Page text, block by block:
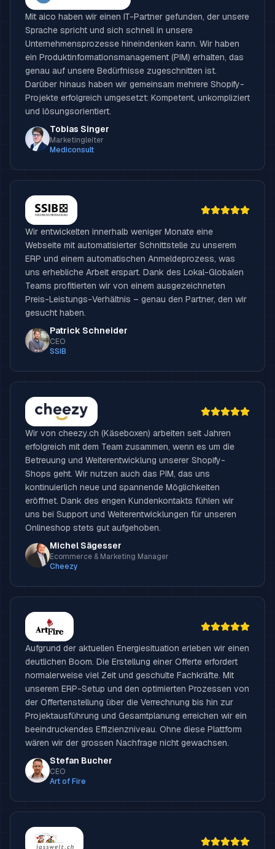
Mit aico haben wir einen IT-Partner gefunden, der unsere
Sprache spricht und sich schnell in unsere
Unternehmensprozesse hineindenken kann. Wir haben
ein Produktinformationsmanagement (PIM) erhalten, das
genau auf unsere Bedürfnisse zugeschnitten ist.
Darüber hinaus haben wir gemeinsam mehrere Shopify-
Projekte erfolgreich umgesetzt: Kompetent, unkompliziert
und lösungsorientiert.
Tobias Singer
Marketingleiter
Mediconsult
Wir entwickelten innerhalb weniger Monate eine
Webseite mit automatisierter Schnittstelle zu unserem
ERP und einem automatischen Anmeldeprozess, was
uns erhebliche Arbeit erspart. Dank des Lokal-Globalen
Teams profitierten wir von einem ausgezeichneten
Preis-Leistungs-Verhältnis – genau den Partner, den wir
gesucht haben.
Patrick Schneider
CEO
SSIB
Wir von cheezy.ch (Käseboxen) arbeiten seit Jahren
erfolgreich mit dem Team zusammen, wenn es um die
Betreuung und Weiterentwicklung unserer Shopify-
Shops geht. Wir nutzen auch das PIM, das uns
kontinuierlich neue und spannende Möglichkeiten
eröffnet. Dank des engen Kundenkontakts fühlen wir
uns bei Support und Weiterentwicklungen für unseren
Onlineshop stets gut aufgehoben.
Michel Sägesser
Ecommerce & Marketing Manager
Cheezy
Aufgrund der aktuellen Energiesituation erleben wir einen
deutlichen Boom. Die Erstellung einer Offerte erfordert
normalerweise viel Zeit und geschulte Fachkräfte. Mit
unserem ERP-Setup und den optimierten Prozessen von
der Offertenstellung über die Verrechnung bis hin zur
Projektausführung und Gesamtplanung erreichen wir ein
beeindruckendes Effizienzniveau. Ohne diese Plattform
wären wir der grossen Nachfrage nicht gewachsen.
Stefan Bucher
CEO
Art of Fire